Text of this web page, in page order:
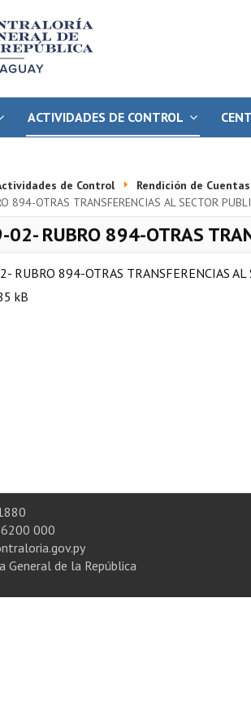
ACTIVIDADES DE CONTROL
de Control Rendición de Cuentas
894-OTRAS TRANSFERENCIAS AL SECTOR
RUBRO 894-OTRAS
RUBRO 894-OTRAS TRANSFERENCIAS AL
kB
000
de la República